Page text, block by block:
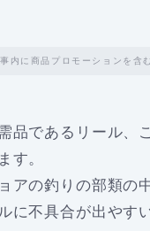
内に商品プロモーションを含
品であるリール、
す。
アの釣りの部類の
に不具合が出やす